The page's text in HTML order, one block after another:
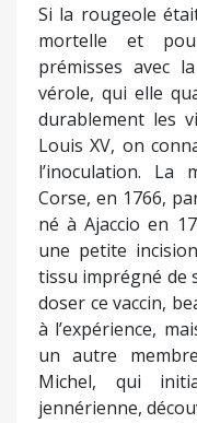
Si la rougeole
mortelle et
prémisses avec
vérole, qui elle
durablement les
Louis XV, on
l’inoculation.
Corse, en 1766,
né à Ajaccio en
une petite
tissu imprégné de
doser ce vaccin,
à l’expérience,
un autre
Michel, qui
jennérienne,